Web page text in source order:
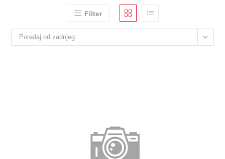
Filter
Poredaj od zadnjeg.